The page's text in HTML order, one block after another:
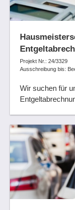
Projekt Nr.: 24/3329
Ausschreibung bis:
Wir suchen für